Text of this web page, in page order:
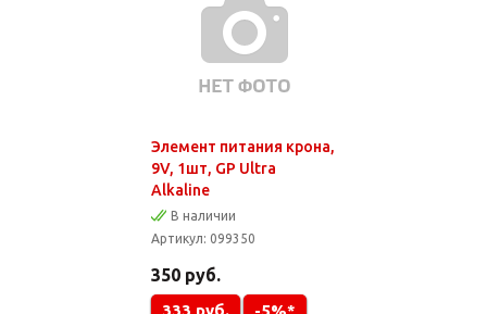
Элемент питания крона,
9V, 1шт, GP Ultra
Alkaline
В наличии
Артикул: 099350
350 руб.
333 руб. -5%*